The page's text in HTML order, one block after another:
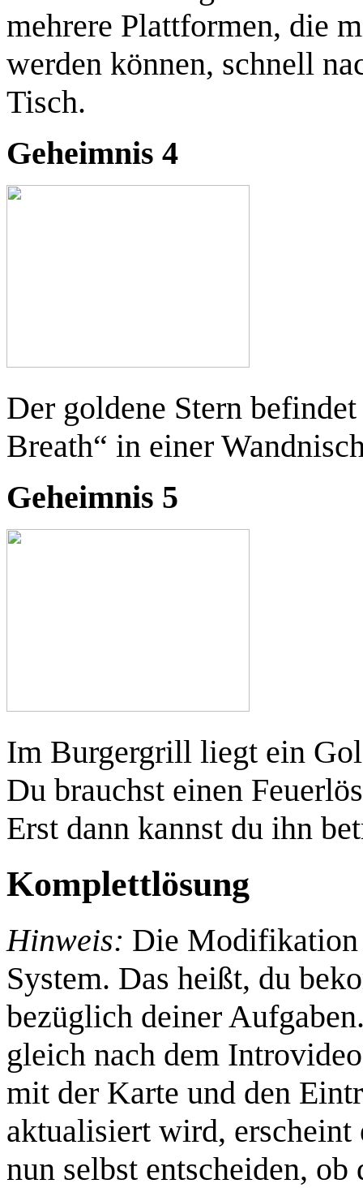
mehrere Plattformen, die
werden können, schnell
Tisch.
Geheimnis 4
Der goldene Stern
Breath“ in einer
Geheimnis 5
Im Burgergrill liegt ein
Du brauchst einen
Erst dann kannst du ihn
Komplettlösung
Hinweis: Die Modifikation
System. Das heißt, du
bezüglich deiner
gleich nach dem
mit der Karte und den
aktualisiert wird,
nun selbst entscheiden,